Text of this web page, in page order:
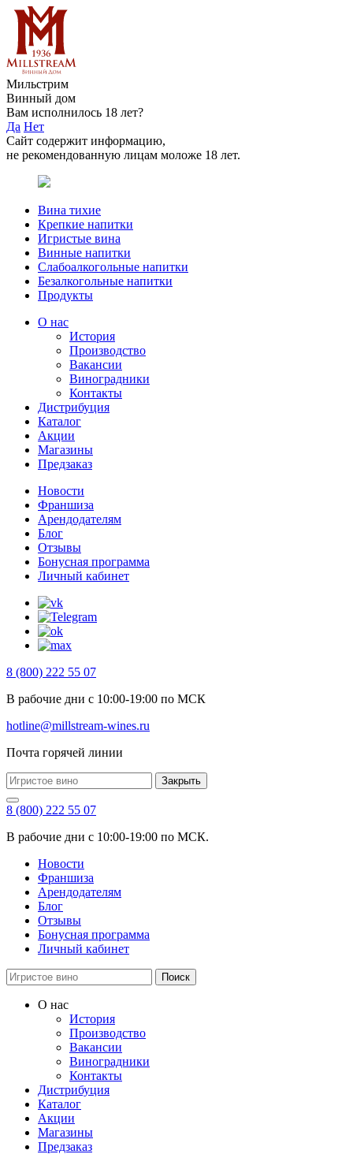
Мильстрим
Винный дом
Вам исполнилось 18 лет?
Да Нет
Сайт содержит информацию,
не рекомендованную лицам моложе 18 лет.
Вина тихие
Крепкие напитки
Игристые вина
Винные напитки
Слабоалкогольные напитки
Безалкогольные напитки
Продукты
О нас
История
Производство
Вакансии
Виноградники
Контакты
Дистрибуция
Каталог
Акции
Магазины
Предзаказ
Новости
Франшиза
Арендодателям
Блог
Отзывы
Бонусная программа
Личный кабинет
8 (800) 222 55 07
В рабочие дни с 10:00-19:00 по МСК
hotline@millstream-wines.ru
Почта горячей линии
Закрыть
8 (800) 222 55 07
В рабочие дни с 10:00-19:00 по МСК.
Новости
Франшиза
Арендодателям
Блог
Отзывы
Бонусная программа
Личный кабинет
Поиск
О нас
История
Производство
Вакансии
Виноградники
Контакты
Дистрибуция
Каталог
Акции
Магазины
Предзаказ